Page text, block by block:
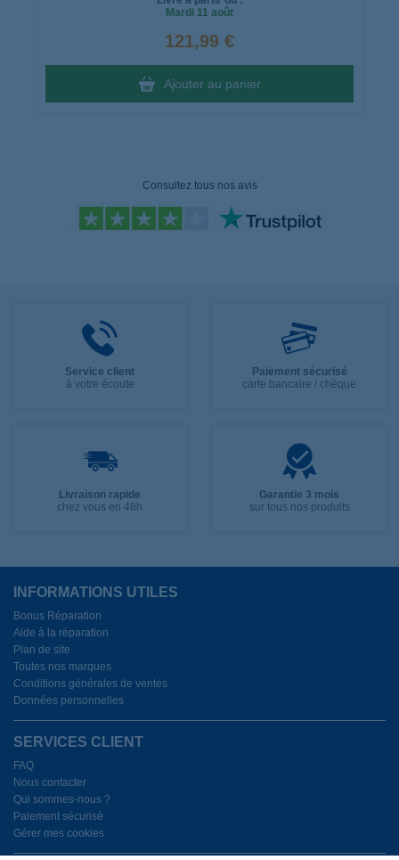
Mardi 11 août
121,99 €
Ajouter au panier
Consultez tous nos avis
Service client
à votre écoute
Paiement sécurisé
carte bancaire / chèque
Livraison rapide
chez vous en 48h
Garantie 3 mois
sur tous nos produits
INFORMATIONS UTILES
Bonus Réparation
Aide à la réparation
Plan de site
Toutes nos marques
Conditions générales de ventes
Données personnelles
SERVICES CLIENT
FAQ
Nous contacter
Qui sommes-nous ?
Paiement sécurisé
Gérer mes cookies